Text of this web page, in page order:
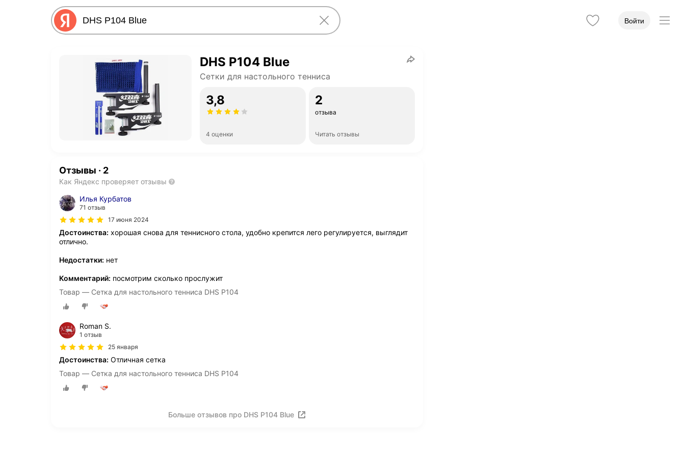
Войти
DHS P104 Blue
Сетки для настольного тенниса
3,8
4 оценки
2
отзыва
Читать отзывы
Отзывы · 2
Как Яндекс проверяет отзывы
Илья Курбатов
71 отзыв
17 июня 2024
Достоинства: хорошая снова для теннисного стола, удобно крепится лего регулируется, выглядит
отлично.
Недостатки: нет
Комментарий: посмотрим сколько прослужит
Товар — Сетка для настольного тенниса DHS P104
Roman S.
1 отзыв
25 января
Достоинства: Отличная сетка
Товар — Сетка для настольного тенниса DHS P104
Больше отзывов про DHS P104 Blue